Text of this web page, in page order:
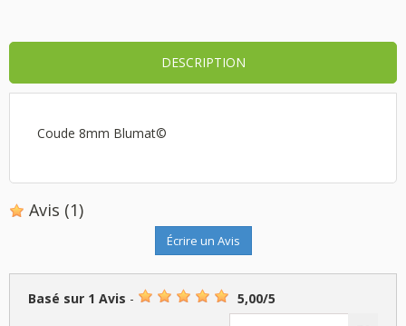
DESCRIPTION
Coude 8mm Blumat©
Avis (1)
Écrire un Avis
Basé sur 1 Avis - 5,00/5